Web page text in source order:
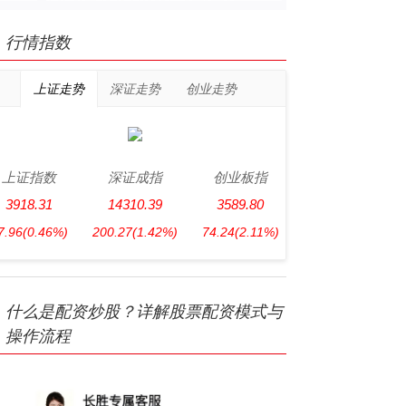
行情指数
上证走势 深证走势 创业走势
上证指数
3918.31
(0.46%)
深证成指
14310.39
200.27(1.42%)
创业板指
3589.80
74.24(2.11%)
什么是配资炒股？详解股票配资模式与
操作流程